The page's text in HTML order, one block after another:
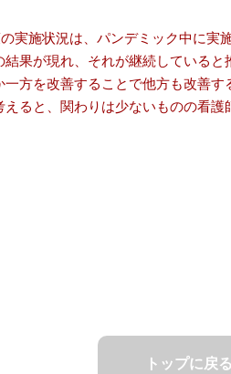
実施状況は、パンデミック中に
果が現れ、それが継続している
方を改善することで他方も改善
ると、関わりは少ないものの看
トップに戻る